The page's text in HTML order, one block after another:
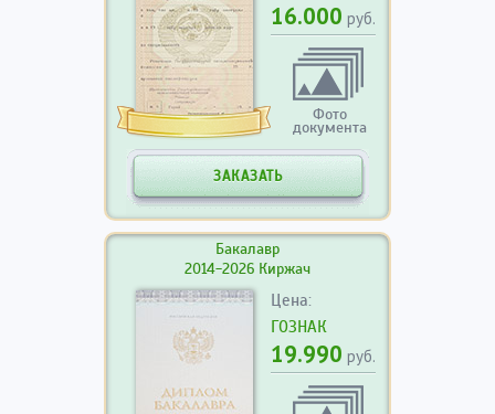
16.000 руб.
Фото
документа
ЗАКАЗАТЬ
Бакалавр
2014-2026 Киржач
Цена:
ГОЗНАК
19.990 руб.